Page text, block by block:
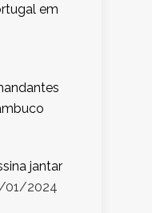
em
jantar
01/2024